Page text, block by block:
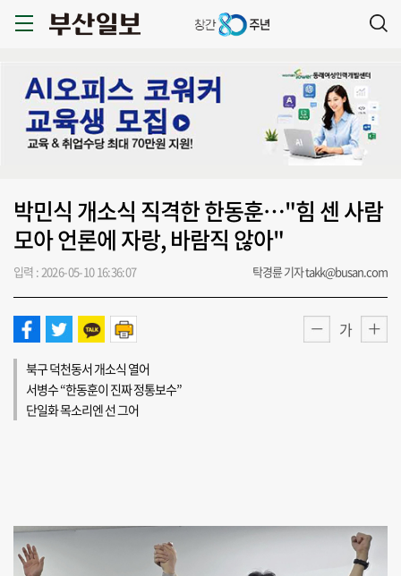
박민식 개소식 직격한 한동훈…"힘 센 사람
모아 언론에 자랑, 바람직 않아"
입력 : 2026-05-10 16:36:07 탁경륜 기자 takk@busan.com
가
북구 덕천동서 개소식 열어
서병수 “한동훈이 진짜 정통보수”
단일화 목소리엔 선 그어